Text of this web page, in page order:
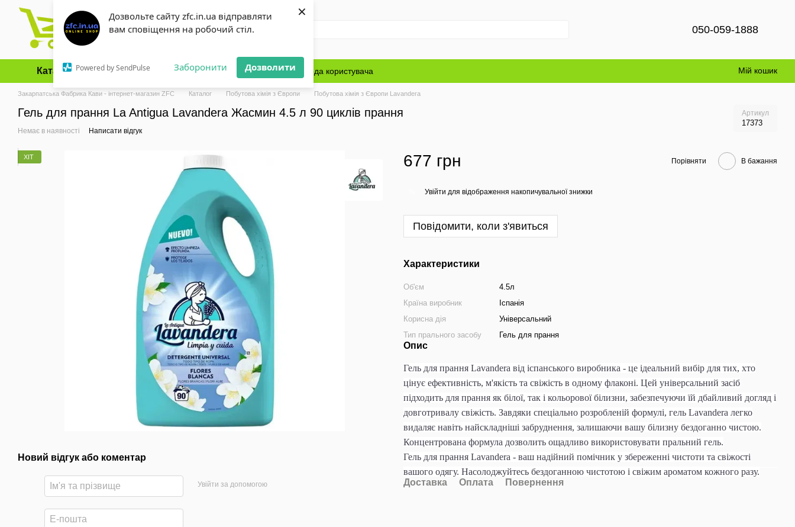
Дозвольте сайту zfc.in.ua відправляти
вам сповіщення на робочий стіл.
Powered by SendPulse Заборонити Дозволити
×
Перейти до основного контенту
050-059-1888
Каталог Оплата і доставка Обмін та повернення Блог Угода користувача Мій кошик
Закарпатська Фабрика Кави - інтернет-магазин ZFC Каталог Побутова хімія з Європи Побутова хімія з Європи Lavandera
Гель для прання La Antigua Lavandera Жасмин 4.5 л 90 циклів прання Артикул
17373
Немає в наявності Написати відгук
ХІТ
Новий відгук або коментар
Увійти за допомогою
677 грн Порівняти В бажання
Увійти для відображення накопичувальної знижки
Повідомити, коли з'явиться
Характеристики
Об'єм
4.5л
Країна виробник
Іспанія
Корисна дія
Універсальний
Тип прального засобу
Гель для прання
Опис
Гель для прання Lavandera від іспанського виробника - це ідеальний вибір для тих, хто
цінує ефективність, м'якість та свіжість в одному флаконі. Цей універсальний засіб
підходить для прання як білої, так і кольорової білизни, забезпечуючи їй дбайливий догляд і
довготривалу свіжість. Завдяки спеціально розробленій формулі, гель Lavandera легко
видаляє навіть найскладніші забруднення, залишаючи вашу білизну бездоганно чистою.
Концентрована формула дозволить ощадливо використовувати пральний гель.
Гель для прання Lavandera - ваш надійний помічник у збереженні чистоти та свіжості
вашого одягу. Насолоджуйтесь бездоганною чистотою і свіжим ароматом кожного разу.
Доставка
Оплата Повернення